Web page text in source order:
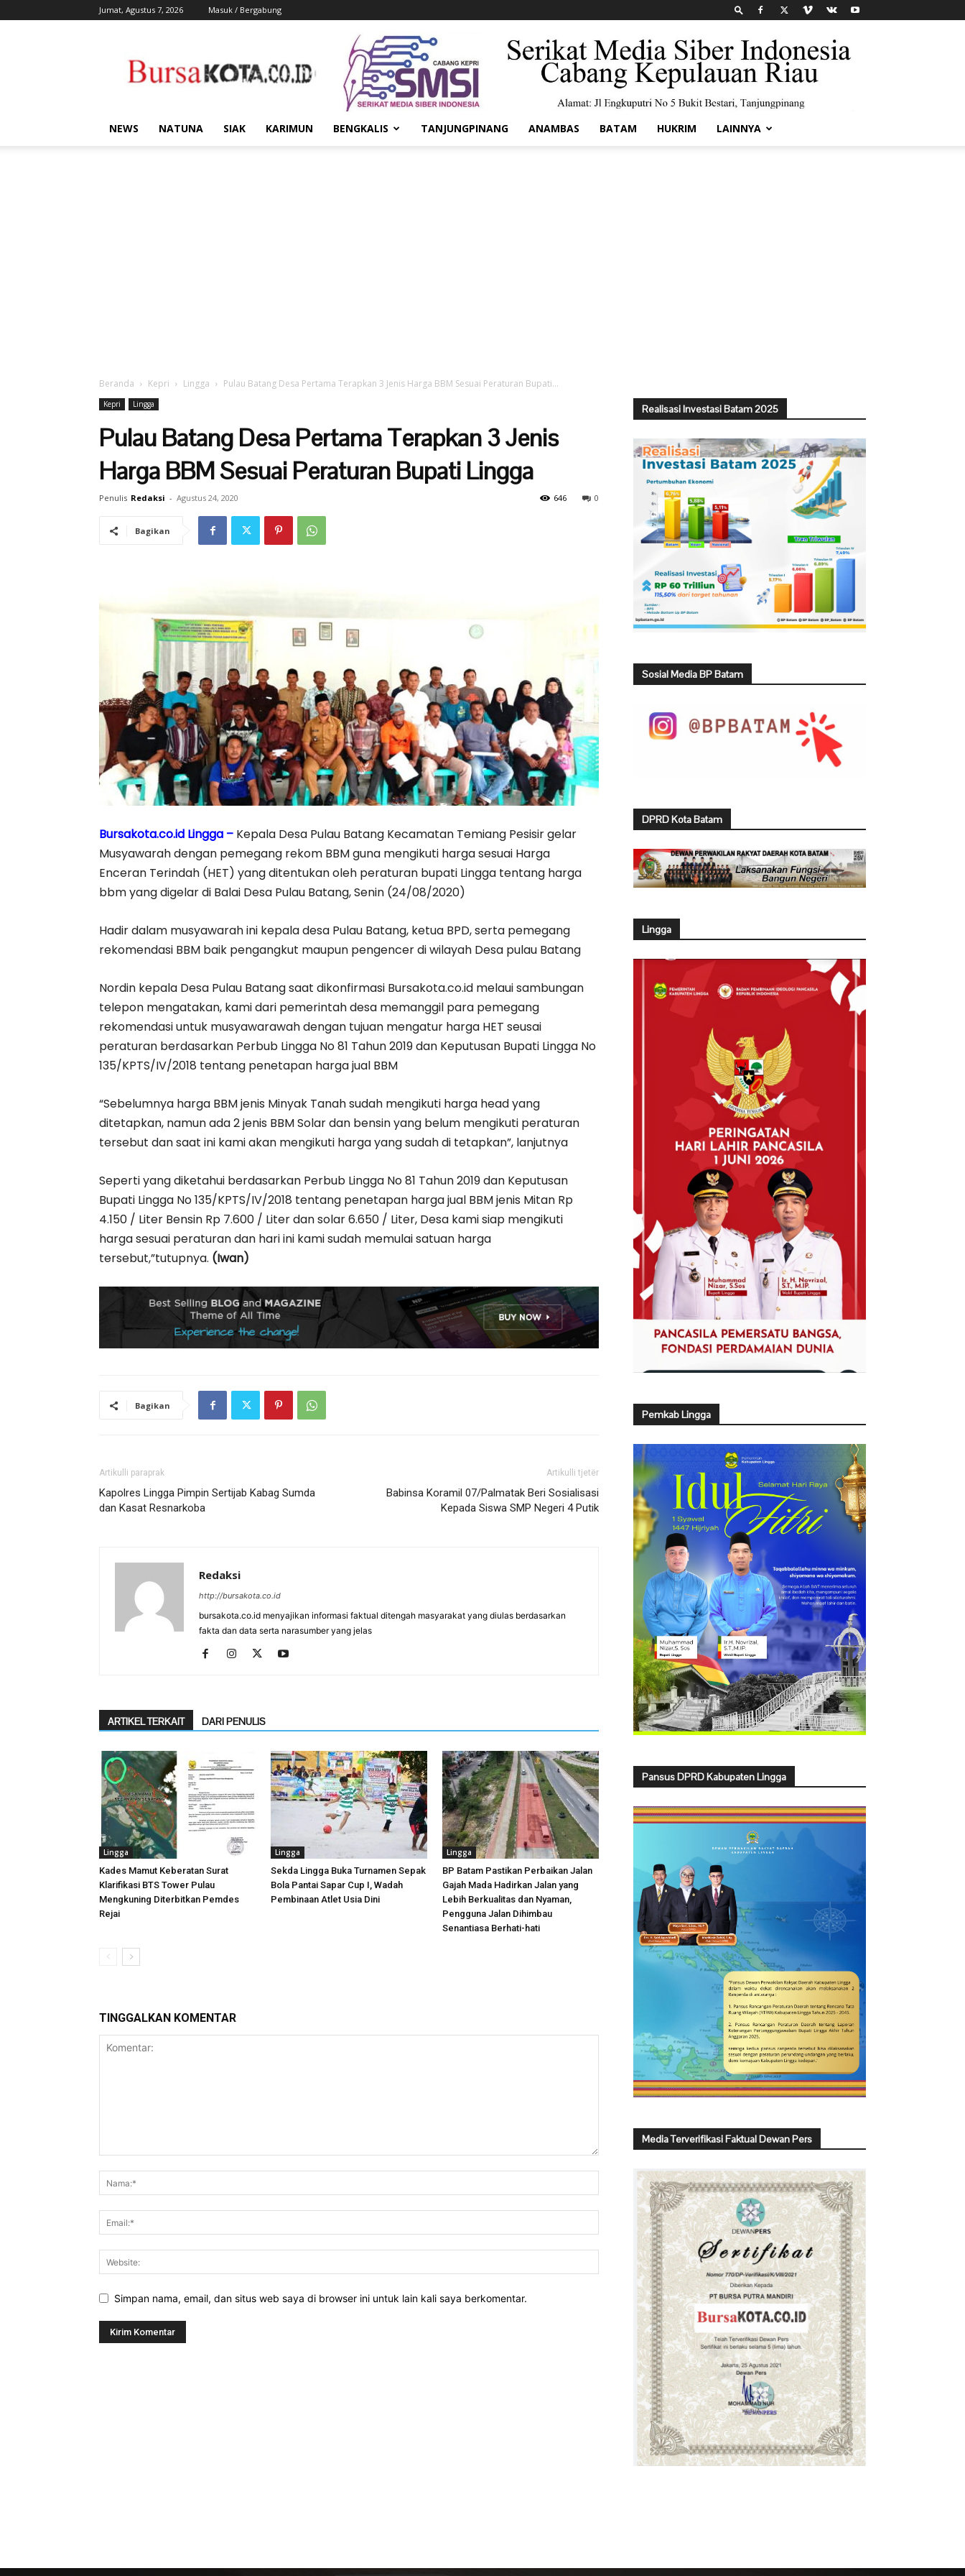
Jumat, Agustus 7, 2026 Masuk / Bergabung
Kota
NEWS NATUNA SIAK KARIMUN BENGKALIS TANJUNGPINANG ANAMBAS BATAM HUKRIM LAINNYA
Beranda Kepri Lingga Pulau Batang Desa Pertama Terapkan 3 Jenis Harga BBM Sesuai Peraturan Bupati...
Kepri Lingga
Pulau Batang Desa Pertama Terapkan 3 Jenis
Harga BBM Sesuai Peraturan Bupati Lingga
Penulis Redaksi - Agustus 24, 2020 0
646
Bagikan
Bursakota.co.id Lingga – Kepala Desa Pulau Batang Kecamatan Temiang Pesisir gelar
Musyawarah dengan pemegang rekom BBM guna mengikuti harga sesuai Harga
Enceran Terindah (HET) yang ditentukan oleh peraturan bupati Lingga tentang harga
bbm yang digelar di Balai Desa Pulau Batang, Senin (24/08/2020)
Hadir dalam musyawarah ini kepala desa Pulau Batang, ketua BPD, serta pemegang
rekomendasi BBM baik pengangkut maupun pengencer di wilayah Desa pulau Batang
Nordin kepala Desa Pulau Batang saat dikonfirmasi Bursakota.co.id melaui sambungan
telepon mengatakan, kami dari pemerintah desa memanggil para pemegang
rekomendasi untuk musyawarawah dengan tujuan mengatur harga HET seusai
peraturan berdasarkan Perbub Lingga No 81 Tahun 2019 dan Keputusan Bupati Lingga No
135/KPTS/IV/2018 tentang penetapan harga jual BBM
“Sebelumnya harga BBM jenis Minyak Tanah sudah mengikuti harga head yang
ditetapkan, namun ada 2 jenis BBM Solar dan bensin yang belum mengikuti peraturan
tersebut dan saat ini kami akan mengikuti harga yang sudah di tetapkan”, lanjutnya
Seperti yang diketahui berdasarkan Perbub Lingga No 81 Tahun 2019 dan Keputusan
Bupati Lingga No 135/KPTS/IV/2018 tentang penetapan harga jual BBM jenis Mitan Rp
4.150 / Liter Bensin Rp 7.600 / Liter dan solar 6.650 / Liter, Desa kami siap mengikuti
harga sesuai peraturan dan hari ini kami sudah memulai satuan harga
tersebut,”tutupnya. (Iwan)
Bagikan
Artikulli paraprak
Kapolres Lingga Pimpin Sertijab Kabag Sumda
dan Kasat Resnarkoba
Artikulli tjetër
Babinsa Koramil 07/Palmatak Beri Sosialisasi
Kepada Siswa SMP Negeri 4 Putik
Redaksi
http://bursakota.co.id
bursakota.co.id menyajikan informasi faktual ditengah masyarakat yang diulas berdasarkan
fakta dan data serta narasumber yang jelas
ARTIKEL TERKAIT DARI PENULIS
Lingga
Kades Mamut Keberatan Surat
Klarifikasi BTS Tower Pulau
Mengkuning Diterbitkan Pemdes
Rejai
Lingga
Sekda Lingga Buka Turnamen Sepak
Bola Pantai Sapar Cup I, Wadah
Pembinaan Atlet Usia Dini
Lingga
BP Batam Pastikan Perbaikan Jalan
Gajah Mada Hadirkan Jalan yang
Lebih Berkualitas dan Nyaman,
Pengguna Jalan Dihimbau
Senantiasa Berhati-hati
TINGGALKAN KOMENTAR
Simpan nama, email, dan situs web saya di browser ini untuk lain kali saya berkomentar.
Realisasi Investasi Batam 2025
Sosial Media BP Batam
DPRD Kota Batam
Lingga
Pemkab Lingga
Pansus DPRD Kabupaten Lingga
Media Terverifikasi Faktual Dewan Pers